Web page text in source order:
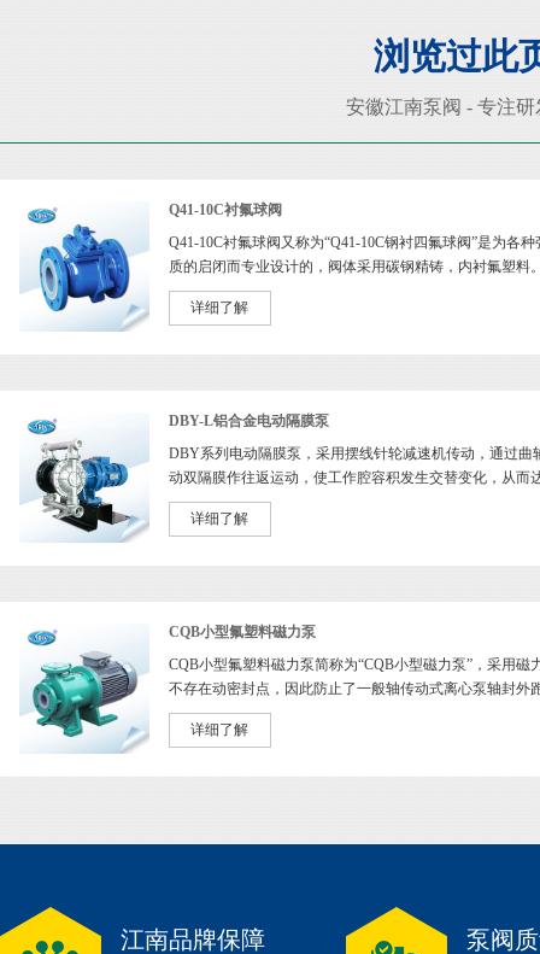
浏览过此
安徽江南泵阀 - 专注
Q41-10C衬氟球阀
Q41-10C衬氟球阀又称为“Q41-10C钢衬四氟球阀”是为各
质的启闭而专业设计的，阀体采用碳钢精铸，内衬氟塑料
衬....>>[阅读全文]
详细了解
DBY-L铝合金电动隔膜泵
DBY系列电动隔膜泵，采用摆线针轮减速机传动，通过曲
动双隔膜作往返运动，使工作腔容积发生交替变化，从而
断地吸....>>[阅读全文]
详细了解
CQB小型氟塑料磁力泵
CQB小型氟塑料磁力泵简称为“CQB小型磁力泵”，采用磁
不存在动密封点，因此防止了一般轴传动式离心泵轴封外
漏的现....>>[阅读全文]
详细了解
江南品牌保障 泵阀